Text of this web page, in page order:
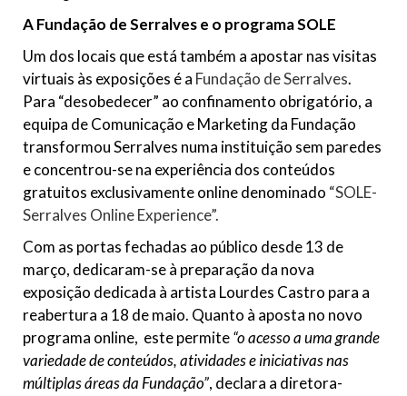
A Fundação de Serralves e o programa SOLE
Um dos locais que está também a apostar nas visitas
virtuais às exposições é a Fundação de Serralves.
Para “desobedecer” ao confinamento obrigatório, a
equipa de Comunicação e Marketing da Fundação
transformou Serralves numa instituição sem paredes
e concentrou-se na experiência dos conteúdos
gratuitos exclusivamente online denominado “SOLE-
Serralves Online Experience”.
Com as portas fechadas ao público desde 13 de
março, dedicaram-se à preparação da nova
exposição dedicada à artista Lourdes Castro para a
reabertura a 18 de maio. Quanto à aposta no novo
programa online, este permite“o acesso a uma grande
variedade de conteúdos, atividades e iniciativas nas
múltiplas áreas da Fundação”, declara a diretora-